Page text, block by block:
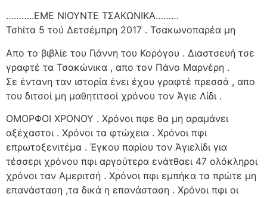
………..ΕΜΕ ΝΙΟΥΝΤΕ ΤΣΑΚΩΝΙΚΑ………
Τσhίτα 5 τού Δετσέμπρη 2017 . Τσακωνοπαρέα μη
Απο το βιβλίε του Γιάννη του Κορόγου . Διαστσευή τσε
γραφτέ τα Τσακώνικα , απο τον Πάνο Μαρνέρη .
Σε έντανη ταν ιστορία ένει έχου γραφτέ πρεσσά , απο
του διτσοί μη μαθητιτσοί χρόνου τον Άγιε Λίδι .
ΟΜΟΡΦΟΙ ΧΡΟΝΟΥ . Χρόνοι πφε θα μη αραμάνει
αξέχαστοι . Χρόνοι τα φτώχεια . Χρόνοι πφι
επρωτοξενιτέμα . Έγκου παρίου τον Άγιελίδι για
τέσσερι χρόνου πφι αργούτερα ενάτθαει 47 ολόκληροι
χρόνοι ταν Αμεριτσή . Χρόνοι πφι εμπήκα τα πρώτε μη
επανάσταση ,τα δικά η επανάσταση . Χρόνοι πφι οι